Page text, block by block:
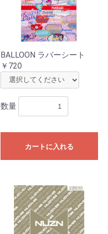
BALLOON ラバーシート
￥720
数量
カートに入れる